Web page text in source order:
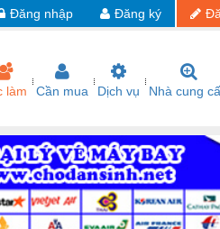
Đăng ký
Đăng nhập
làm Cần mua Dịch vụ Nhà cung